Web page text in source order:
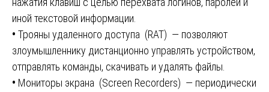
иной текстовой информации.
• Трояны удаленного доступа (RAT) — позволяют
злоумышленнику дистанционно управлять устройством,
отправлять команды, скачивать и удалять файлы.
• Мониторы экрана (Screen Recorders) — периодически